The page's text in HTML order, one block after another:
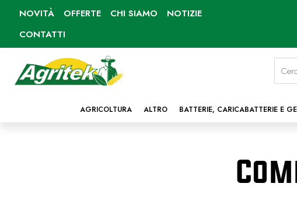
NOVITÀ OFFERTE CHI SIAMO
NOTIZIE
CONTATTI
La
AGRICOLTURA ALTRO BATTERIE, CARICABATTERIE E